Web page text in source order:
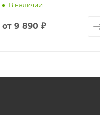
В наличии
от 9 890 ₽